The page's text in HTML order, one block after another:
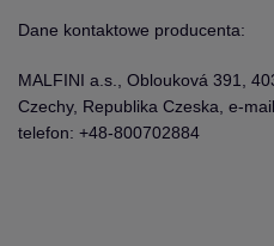
Dane kontaktowe producenta:
MALFINI a.s., Oblouková 391,
Czechy, Republika Czeska, e-
telefon: +48-800702884